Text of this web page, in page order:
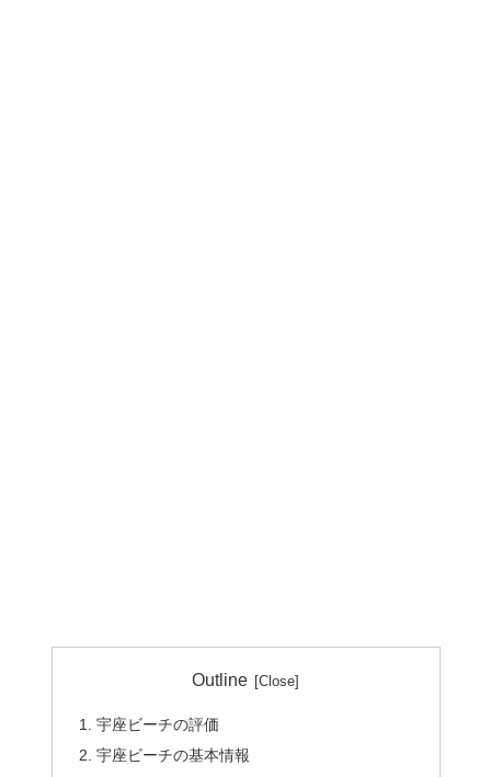
Outline
宇座ビーチの評価
宇座ビーチの基本情報